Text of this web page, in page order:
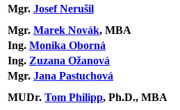
Mgr. Josef Nerušil
Mgr. Marek Novák, MBA
Ing. Monika Oborná
Ing. Zuzana Ožanová
Mgr. Jana Pastuchová
MUDr. Tom Philipp, Ph.D., MBA